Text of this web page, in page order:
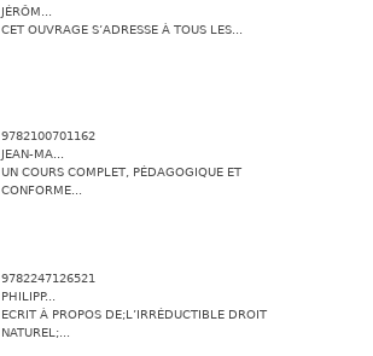
JÉRÔM...
CET OUVRAGE S’ADRESSE À TOUS LES...
9782100701162
JEAN-MA...
UN COURS COMPLET, PÉDAGOGIQUE ET
CONFORME...
9782247126521
PHILIPP...
ECRIT À PROPOS DE;L’IRRÉDUCTIBLE DROIT
NATUREL;...